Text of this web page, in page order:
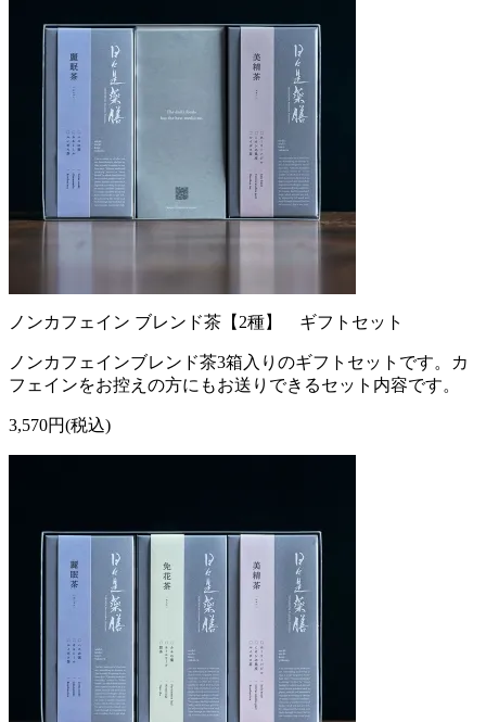
ノンカフェイン ブレンド茶【2種】 ギフトセット
ノンカフェインブレンド茶3箱入りのギフトセットです。カ
フェインをお控えの方にもお送りできるセット内容です。
3,570円(税込)